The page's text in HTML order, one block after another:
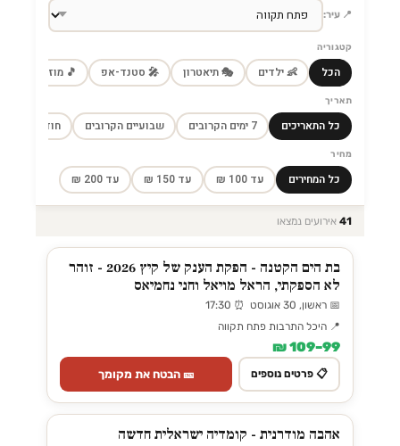
📍 עיר:
קטגוריה
הכל 👶 ילדים 🎭 תיאטרון 🎤 סטנד-אפ 🎵 מוזיקה
תאריך
כל התאריכים 7 ימים הקרובים שבועיים הקרובים חודש הקרוב
מחיר
כל המחירים עד 100 ₪ עד 150 ₪ עד 200 ₪
41 אירועים נמצאו
בת הים הקטנה - הפקת הענק של קיץ 2026 - זוהר
לא הספקתי, הראל מויאל וחני נחמיאס
📅 ראשון, 30 אוגוסט ⏰ 17:30
📍 היכל התרבות פתח תקווה
99–109 ₪
📋 פרטים נוספים 🎫 הבטח את מקומך
אהבה מודרנית - קומדיה ישראלית חדשה